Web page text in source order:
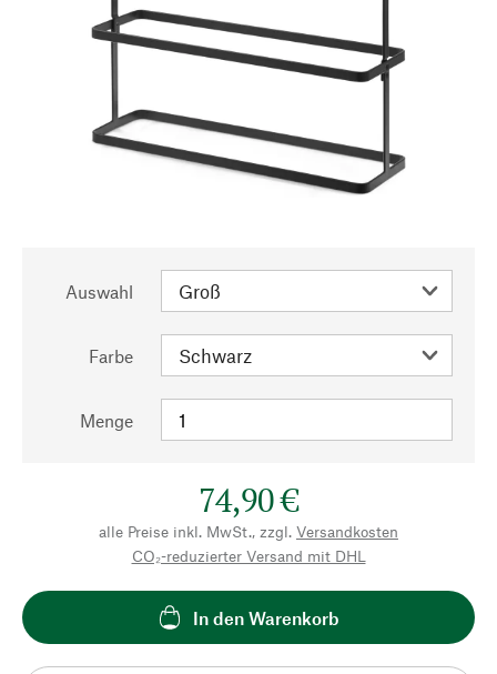
Auswahl
Farbe
Menge
74,90 €
alle Preise inkl. MwSt., zzgl. Versandkosten
CO₂-reduzierter Versand mit DHL
In den Warenkorb